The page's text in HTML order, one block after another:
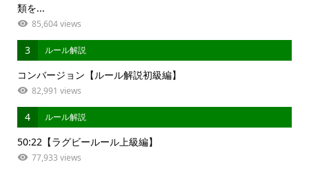
類を...
85,604 views
3 ルール解説
コンバージョン【ルール解説初級編】
82,991 views
4 ルール解説
50:22【ラグビールール上級編】
77,933 views